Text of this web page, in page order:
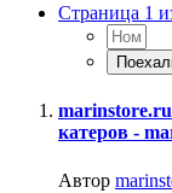
Страница 1
marinstore.ru
катеров -
Автор